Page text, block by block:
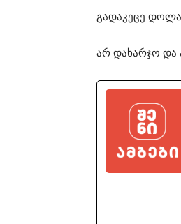
გადაკეცე
არ დახარჯო და